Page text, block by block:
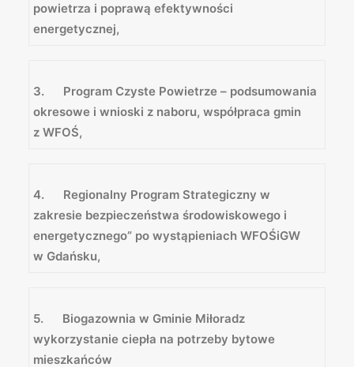
powietrza i poprawą efektywności
energetycznej,
3. Program Czyste Powietrze – podsumowania
okresowe i wnioski z naboru, współpraca gmin
z WFOŚ,
4. Regionalny Program Strategiczny w
zakresie bezpieczeństwa środowiskowego i
energetycznego” po wystąpieniach WFOŚiGW
w Gdańsku,
5. Biogazownia w Gminie Miłoradz
wykorzystanie ciepła na potrzeby bytowe
mieszkańców